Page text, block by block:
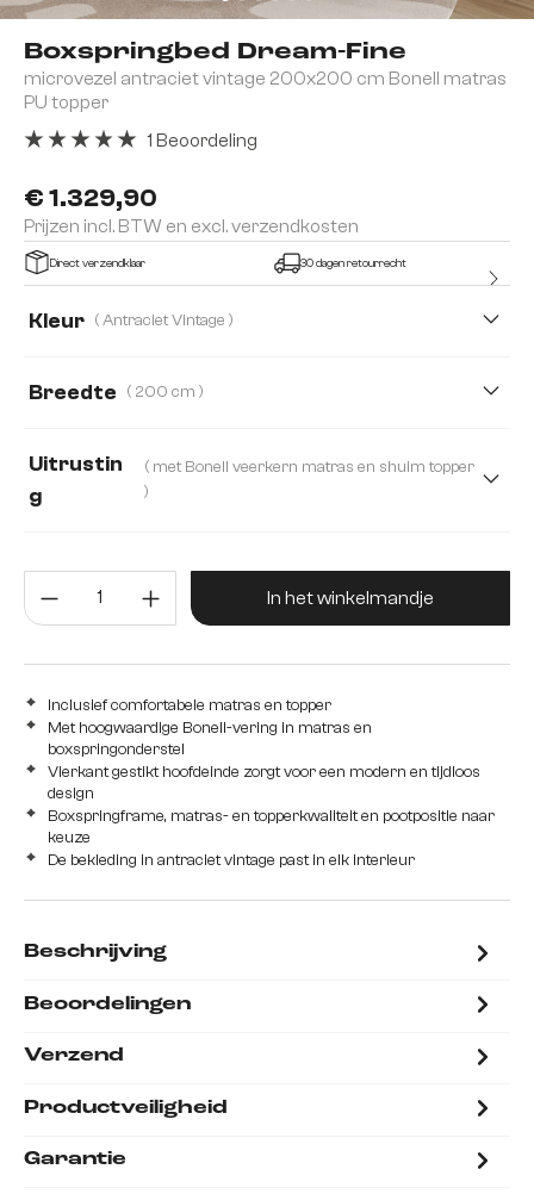
Boxspringbed Dream-Fine
microvezel antraciet vintage 200x200 cm Bonell matras
PU topper
€ 1.329,90
Prijzen incl. BTW en excl. verzendkosten
1 Beoordeling
Direct verzendklaar 30 dagen retourrecht
Kleur ( Antraciet Vintage )
Breedte ( 200 cm )
Uitrustin
g
( met Bonell veerkern matras en shuim topper
)
met pocketveren matras H2/H3 en Visco topper
Producthoeveelheid: Voer de
In het winkelmandje
Inclusief comfortabele matras en topper
Met hoogwaardige Bonell-vering in matras en
boxspringonderstel
Vierkant gestikt hoofdeinde zorgt voor een modern en tijdloos
design
Boxspringframe, matras- en topperkwaliteit en pootpositie naar
keuze
De bekleding in antraciet vintage past in elk interieur
Beschrijving
Beoordelingen
Verzend
Productveiligheid
Garantie